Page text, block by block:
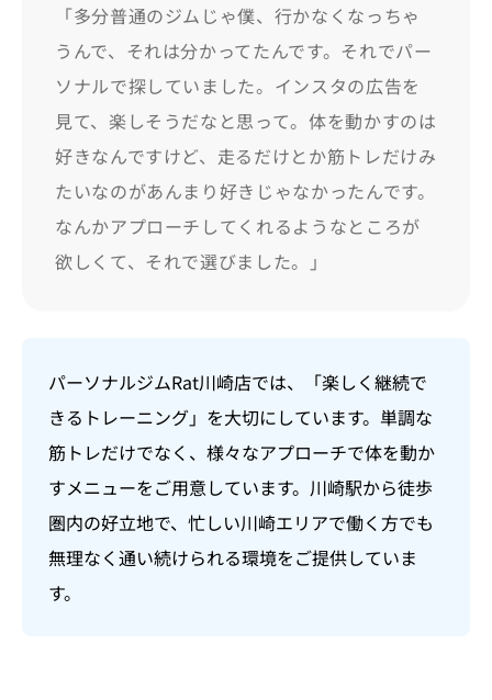
「多分普通のジムじゃ僕、行かなくなっちゃ
うんで、それは分かってたんです。それでパー
ソナルで探していました。インスタの広告を
見て、楽しそうだなと思って。体を動かすのは
好きなんですけど、走るだけとか筋トレだけみ
たいなのがあんまり好きじゃなかったんです。
なんかアプローチしてくれるようなところが
欲しくて、それで選びました。」
パーソナルジムRat川崎店では、「楽しく継続で
きるトレーニング」を大切にしています。単調な
筋トレだけでなく、様々なアプローチで体を動か
すメニューをご用意しています。川崎駅から徒歩
圏内の好立地で、忙しい川崎エリアで働く方でも
無理なく通い続けられる環境をご提供していま
す。